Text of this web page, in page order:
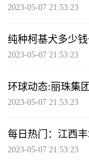
2023-05-07 21:53:23
纯种柯基犬多少
2023-05-07 21:53:23
环球动态:丽珠集
2023-05-07 21:53:23
每日热门：江西
2023-05-07 21:53:23